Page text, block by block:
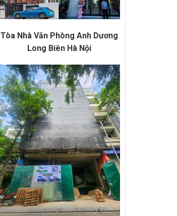
Tòa Nhà Văn Phòng Anh Dương
Long Biên Hà Nội